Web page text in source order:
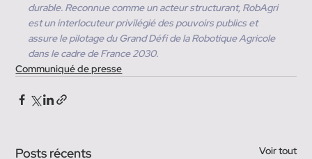
durable. Reconnue comme un acteur structurant, RobAgri
est un interlocuteur privilégié des pouvoirs publics et
assure le pilotage du Grand Défi de la Robotique Agricole
dans le cadre de France 2030.
Communiqué de presse
Posts récents Voir tout